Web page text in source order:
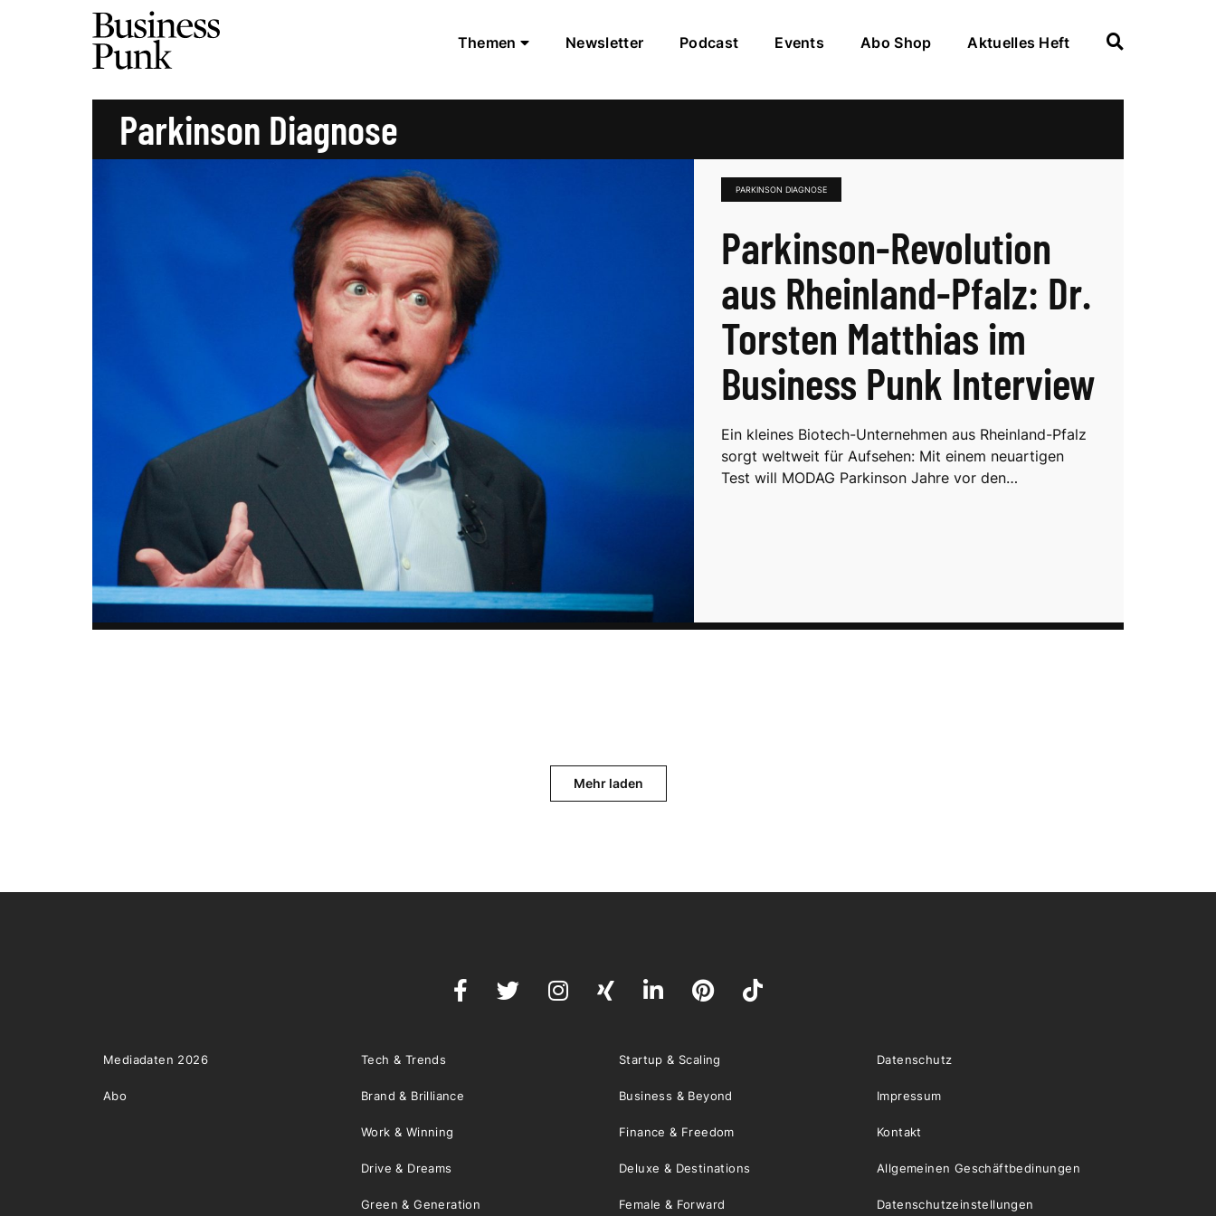
Themen Newsletter Podcast Events Abo Shop Aktuelles Heft
Parkinson Diagnose
PARKINSON DIAGNOSE
Parkinson-Revolution
aus Rheinland-Pfalz: Dr.
Torsten Matthias im
Business Punk Interview
Ein kleines Biotech-Unternehmen aus Rheinland-Pfalz
sorgt weltweit für Aufsehen: Mit einem neuartigen
Test will MODAG Parkinson Jahre vor den…
Mehr laden
Mediadaten 2026
Abo
Tech & Trends Startup & Scaling
Brand & Brilliance Business & Beyond
Work & Winning Finance & Freedom
Drive & Dreams Deluxe & Destinations
Green & Generation Female & Forward
Datenschutz
Impressum
Kontakt
Allgemeinen Geschäftbedinungen
Datenschutzeinstellungen